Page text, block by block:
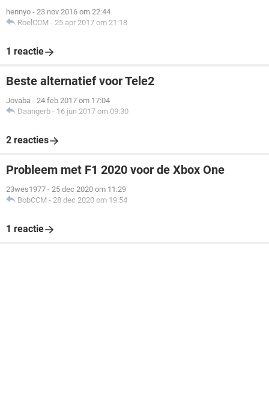
hennyo - 23 nov 2016 om 22:44
RoelCCM - 25 apr 2017 om 21:18
1 reactie
Beste alternatief voor Tele2
Jovaba - 24 feb 2017 om 17:04
Daangerb - 16 jun 2017 om 09:30
2 reacties
Probleem met F1 2020 voor de Xbox One
23wes1977 - 25 dec 2020 om 11:29
BobCCM - 28 dec 2020 om 19:54
1 reactie